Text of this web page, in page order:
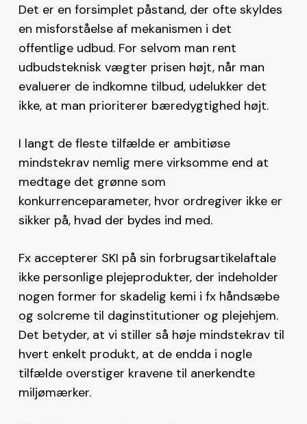
Det er en forsimplet påstand, der ofte skyldes
en misforståelse af mekanismen i det
offentlige udbud. For selvom man rent
udbudsteknisk vægter prisen højt, når man
evaluerer de indkomne tilbud, udelukker det
ikke, at man prioriterer bæredygtighed højt.
I langt de fleste tilfælde er ambitiøse
mindstekrav nemlig mere virksomme end at
medtage det grønne som
konkurrenceparameter, hvor ordregiver ikke er
sikker på, hvad der bydes ind med.
Fx accepterer SKI på sin forbrugsartikelaftale
ikke personlige plejeprodukter, der indeholder
nogen former for skadelig kemi i fx håndsæbe
og solcreme til daginstitutioner og plejehjem.
Det betyder, at vi stiller så høje mindstekrav til
hvert enkelt produkt, at de endda i nogle
tilfælde overstiger kravene til anerkendte
miljømærker.